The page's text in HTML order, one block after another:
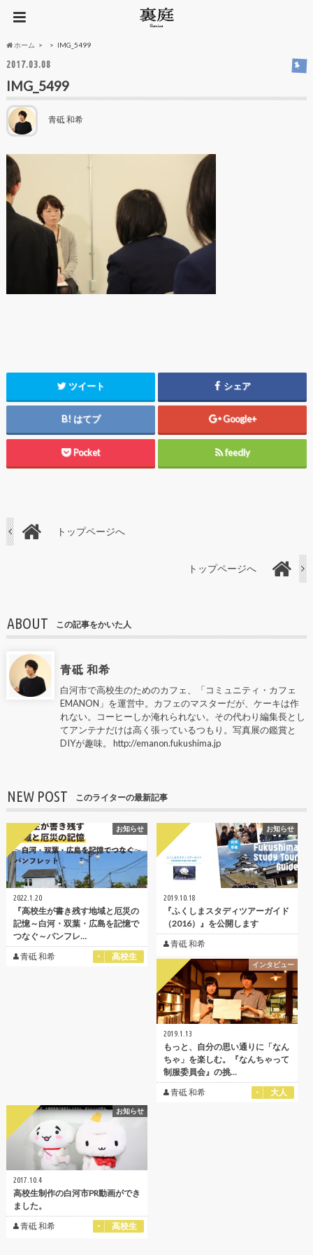
ホーム IMG_5499
2017.03.08
IMG_5499
青砥 和希
ツイート シェア
はてブ Google+
Pocket feedly
トップページへ
トップページへ
ABOUT この記事をかいた人
青砥 和希
白河市で高校生のためのカフェ、「コミュニティ・カフェ
EMANON」を運営中。カフェのマスターだが、ケーキは作
れない。コーヒーしか淹れられない。その代わり編集長とし
てアンテナだけは高く張っているつもり。写真展の鑑賞と
DIYが趣味。 http://emanon.fukushima.jp
NEW POST このライターの最新記事
お知らせ
2022.1.20
『高校生が書き残す地域と厄災の
記憶～白河・双葉・広島を記憶で
つなぐ～パンフレ…
青砥 和希
高校生
お知らせ
2019.10.18
『ふくしまスタディツアーガイド
（2016）』を公開します
青砥 和希
インタビュー
2019.1.13
もっと、自分の思い通りに「なん
ちゃ」を楽しむ。『なんちゃって
制服委員会』の挑…
青砥 和希
大人
お知らせ
2017.10.4
高校生制作の白河市PR動画ができ
ました。
青砥 和希
高校生